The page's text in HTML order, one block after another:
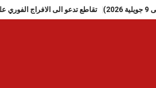
تقاطع تدعو الى